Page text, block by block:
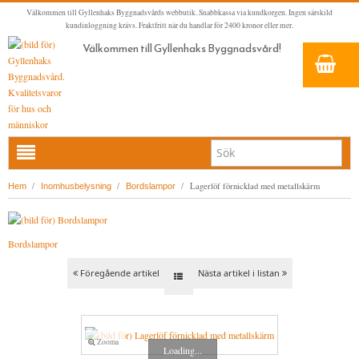
Välkommen till Gyllenhaks Byggnadsvårds webbutik. Snabbkassa via kundkorgen. Ingen särskild
kundinloggning krävs. Fraktfritt när du handlar för 2400 kronor eller mer.
Välkommen till Gyllenhaks Byggnadsvård!
HEM
GRÅ KULÖRER
GULA KULÖRER
FALU RÖDFÄRG (SLAMFÄRGER)
KONSTNÄRSFÄRGER
STORVÄSTAR
KÖKSBLANDARE
TVÄTTSTÄLLSBLANDARE
INNERDÖRRSHANDTAG
DÖRRHANDTAG MÄSSING (INNERDÖRR)
YTTERDÖRRSHANDTAG
Hem / Inomhusbelysning / Bordslampor / Lagerlöf förnicklad med metallskärm
Bordslampor
Föregående artikel Nästa artikel i listan
Loading...
Zooma